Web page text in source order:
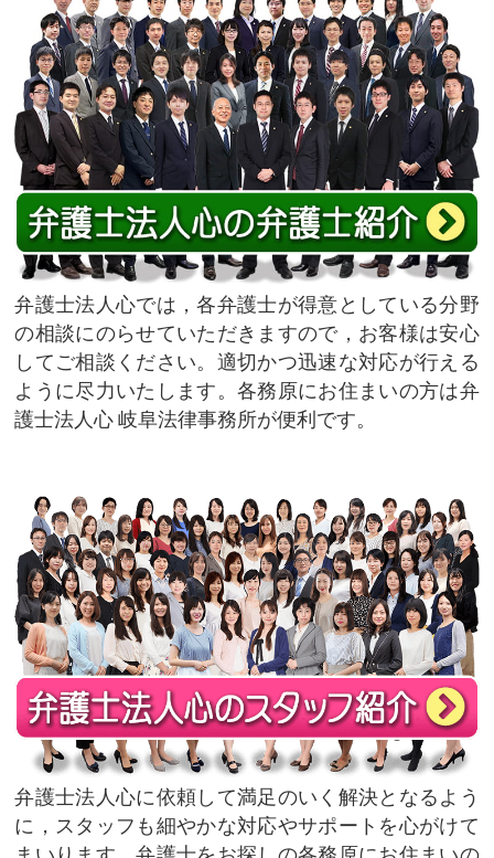
弁護士法人心では，各弁護士が得意としている分野
の相談にのらせていただきますので，お客様は安心
してご相談ください。適切かつ迅速な対応が行える
ように尽力いたします。各務原にお住まいの方は弁
護士法人心 岐阜法律事務所が便利です。
弁護士法人心に依頼して満足のいく解決となるよう
に，スタッフも細やかな対応やサポートを心がけて